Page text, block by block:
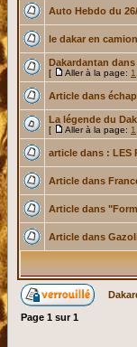
Auto Hebdo du
le dakar en camion
Dakardantan
[ Aller à la page: 1
Article dans
La légende du
[ Aller à la page: 1
article dans : LES
Article dans
Article dans
Article dans
Page 1 sur1